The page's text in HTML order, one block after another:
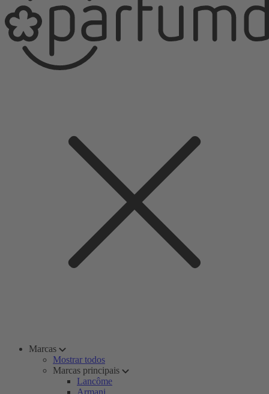
Marcas
Mostrar todos
Marcas principais
Lancôme
Armani